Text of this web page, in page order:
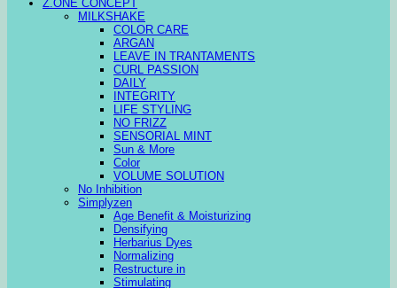
Z.ONE CONCEPT
MILKSHAKE
COLOR CARE
ARGAN
LEAVE IN TRANTAMENTS
CURL PASSION
DAILY
INTEGRITY
LIFE STYLING
NO FRIZZ
SENSORIAL MINT
Sun & More
Color
VOLUME SOLUTION
No Inhibition
Simplyzen
Age Benefit & Moisturizing
Densifying
Herbarius Dyes
Normalizing
Restructure in
Stimulating